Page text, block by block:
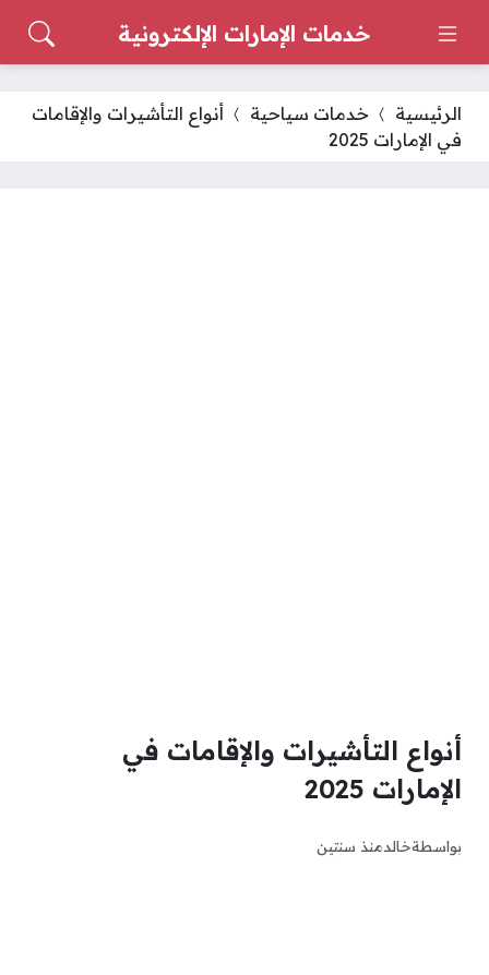
خدمات الإمارات الإلكترونية
الرئيسية خدمات سياحية
أنواع التأشيرات والإقامات
في الإمارات 2025
أنواع التأشيرات والإقامات في
الإمارات 2025
بواسطةخالدمنذ سنتين